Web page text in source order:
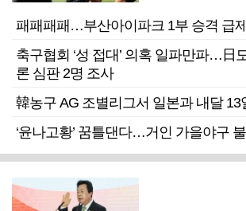
패패패패…부산아이파크 1부 승격 급
축구협회 ‘성 접대’ 의혹 일파만파…日
론 심판 2명 조사
韓농구 AG 조별리그서 일본과 내달 13
‘윤나고황’ 꿈틀댄다…거인 가을야구